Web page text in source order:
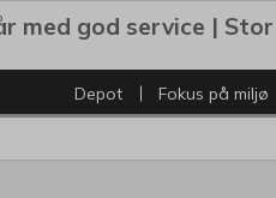
med god service |
Depot Fokus på miljø